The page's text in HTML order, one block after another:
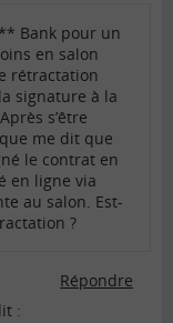
Bank pour un
en salon
rétractation
signature à la
s’être
me dit que
le contrat en
en ligne via
au salon. Est-
?
Répondre
: